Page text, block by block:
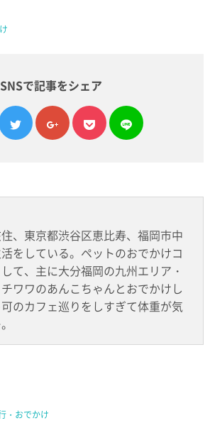
SNSで記事をシェア
twittergoogle plus
pocket
line
、東京都渋谷区恵比寿、福岡市中
をしている。ペットのおでかけコ
て、主に大分福岡の九州エリア・
ワワのあんこちゃんとおでかけし
のカフェ巡りをしすぎて体重が気
・おでかけ